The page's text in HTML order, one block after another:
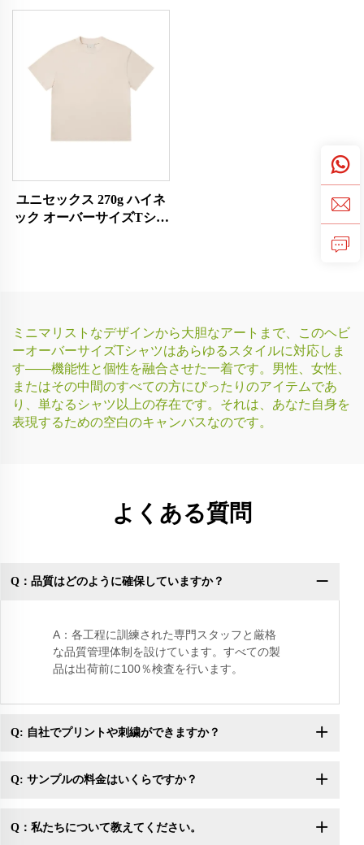
ユニセックス 270g ハイネ
ック オーバーサイズTシャ
ミニマリストなデザインから大胆なアートまで、このヘビ
ーオーバーサイズTシャツはあらゆるスタイルに対応しま
す——機能性と個性を融合させた一着です。男性、女性、
またはその中間のすべての方にぴったりのアイテムであ
り、単なるシャツ以上の存在です。それは、あなた自身を
表現するための空白のキャンバスなのです。
よくある質問
Q：品質はどのように確保していますか？
A：各工程に訓練された専門スタッフと厳格
な品質管理体制を設けています。すべての製
品は出荷前に100％検査を行います。
Q: 自社でプリントや刺繍ができますか？
Q: サンプルの料金はいくらですか？
Q：私たちについて教えてください。